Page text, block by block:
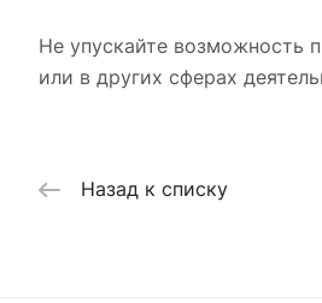
Не упускайте возможность
или в других сферах
Назад к списку